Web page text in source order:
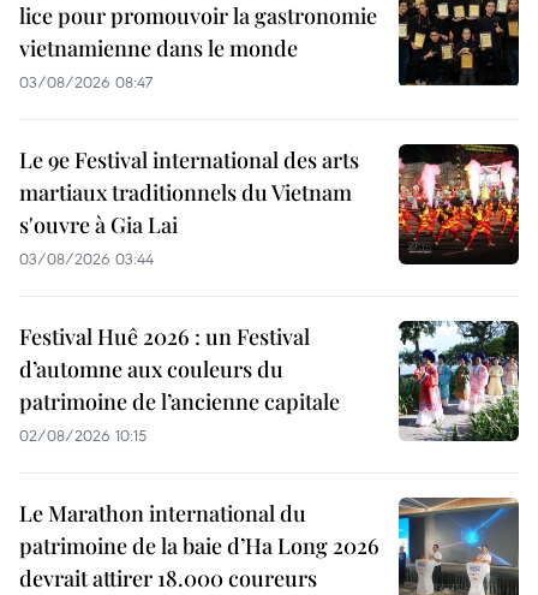
lice pour promouvoir la gastronomie
vietnamienne dans le monde
03/08/2026 08:47
Le 9e Festival international des arts
martiaux traditionnels du Vietnam
s'ouvre à Gia Lai
03/08/2026 03:44
Festival Huê 2026 : un Festival
d’automne aux couleurs du
patrimoine de l’ancienne capitale
02/08/2026 10:15
Le Marathon international du
patrimoine de la baie d’Ha Long 2026
devrait attirer 18.000 coureurs